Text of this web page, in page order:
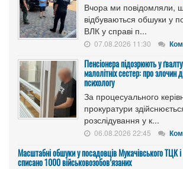
Вчора ми повідомляли,
відбуваються обшуки у
ВЛК у справі п...
07.08.2026 11:30
Пенсіонера підозрюють у
малолітніх сестер: про злочин
психологу
За процесуального
прокуратури
розслідування у к...
06.08.2026 22:45
Масштабні обшуки у посадовців Мукачівського ТЦК
списано 1000 військовозобов’язаних